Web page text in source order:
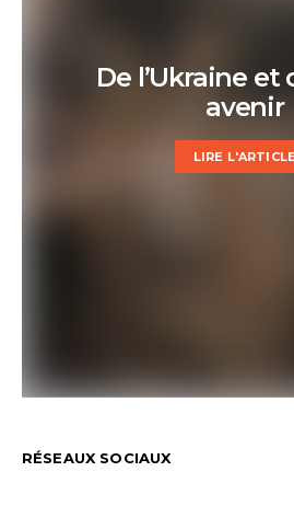
De l’Ukraine et
avenir
LIRE L'ARTICLE
RÉSEAUX SOCIAUX